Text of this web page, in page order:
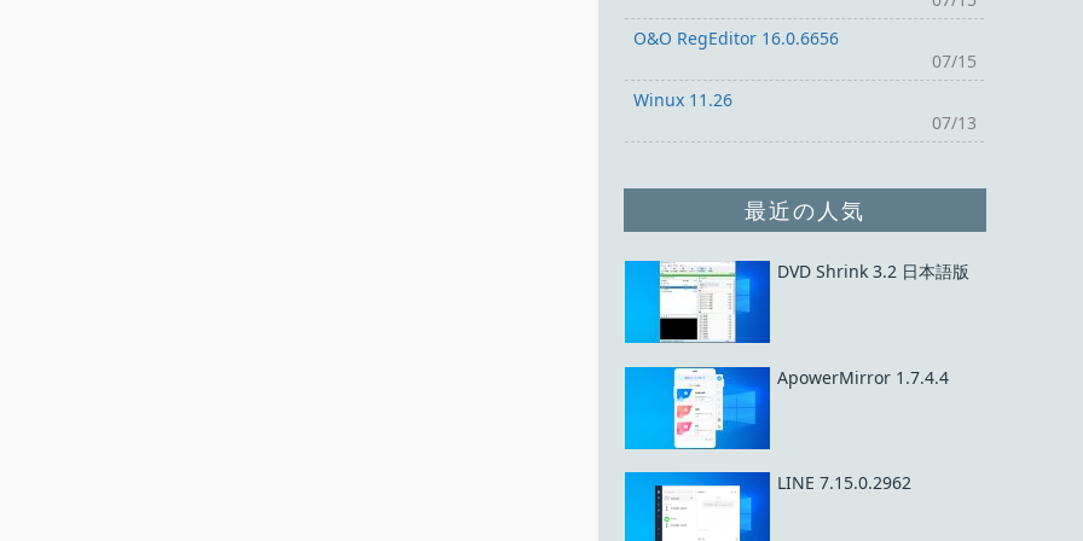
O&O RegEditor 16.0.6656
07/15
Winux 11.26
07/13
最近の人気
DVD Shrink 3.2 日本語版
ApowerMirror 1.7.4.4
LINE 7.15.0.2962